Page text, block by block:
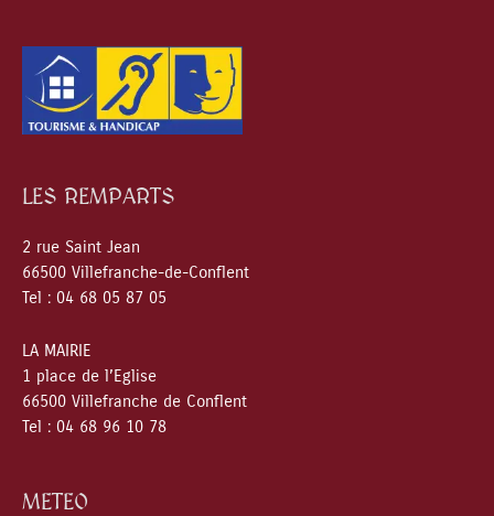
LES REMPARTS
2 rue Saint Jean
66500 Villefranche-de-Conflent
Tel : 04 68 05 87 05
LA MAIRIE
1 place de l’Eglise
66500 Villefranche de Conflent
Tel : 04 68 96 10 78
METEO